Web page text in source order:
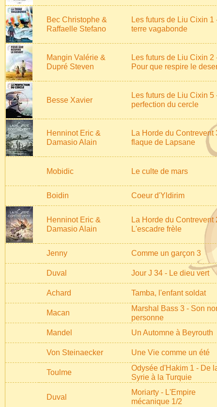
Bec Christophe &
Raffaelle Stefano
Les futurs de Liu Cixin 1
terre vagabonde
Mangin Valérie &
Dupré Steven
Les futurs de Liu Cixin 2
Pour que respire le
Besse Xavier
Les futurs de Liu Cixin 5
perfection du cercle
Henninot Eric &
Damasio Alain
La Horde du Contrevent
flaque de Lapsane
Mobidic Le culte de mars
Boidin Coeur d'Yldirim
Henninot Eric &
Damasio Alain
La Horde du Contrevent
L'escadre frèle
Jenny Comme un garçon 3
Duval Jour J 34 - Le dieu vert
Achard Tamba, l'enfant soldat
Macan
Marshal Bass 3 - Son
personne
Mandel
Un Automne à Beyrouth
Von Steinaecker Une Vie comme un été
Toulme
Odysée d'Hakim 1 - De
Syrie à la Turquie
Duval
Moriarty - L'Empire
mécanique 1/2